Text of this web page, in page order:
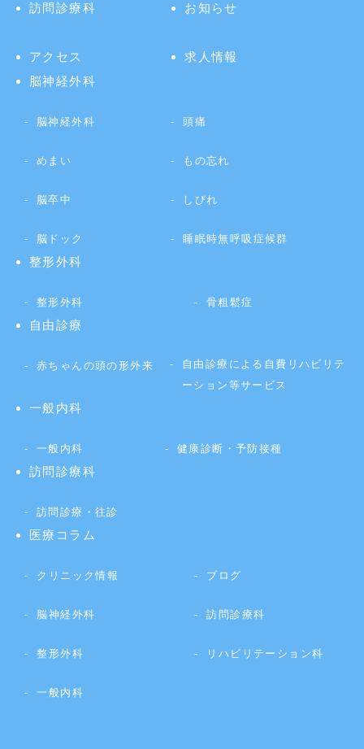
訪問診療科 お知らせ
アクセス
求人情報
脳神経外科
脳神経外科 頭痛
めまい もの忘れ
脳卒中 しびれ
脳ドック 睡眠時無呼吸症候群
整形外科
整形外科 骨粗鬆症
自由診療
赤ちゃんの頭の形外来
自由診療による自費リハビリテ
ーション等サービス
一般内科
一般内科 健康診断・予防接種
訪問診療科
訪問診療・往診
医療コラム
クリニック情報 ブログ
脳神経外科 訪問診療科
整形外科 リハビリテーション科
一般内科